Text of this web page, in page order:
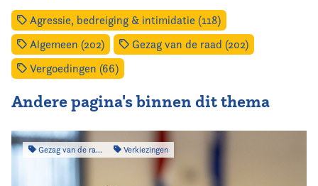
Agressie, bedreiging & intimidatie (118)
Algemeen (202)
Gezag van de raad (202)
Vergoedingen (66)
Andere pagina's binnen dit thema
Gezag van de raad Verkiezingen